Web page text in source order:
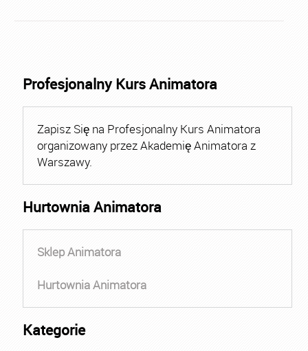
Profesjonalny Kurs Animatora
Zapisz Się na Profesjonalny Kurs Animatora
organizowany przez Akademię Animatora z
Warszawy.
Hurtownia Animatora
Sklep Animatora
Hurtownia Animatora
Kategorie